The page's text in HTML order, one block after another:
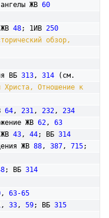
ЖВ
60
ЖВ
48; 1ИВ 250
обзор,
ВБ
313, 314
Христа, Отношение к
64, 231, 232, 234
ЖВ
62, 63
ЖВ
43, 44; ВБ 314
ЖВ
88, 387, 715;
; ВБ 314
, 63-65
, 33, 59; ВБ 315